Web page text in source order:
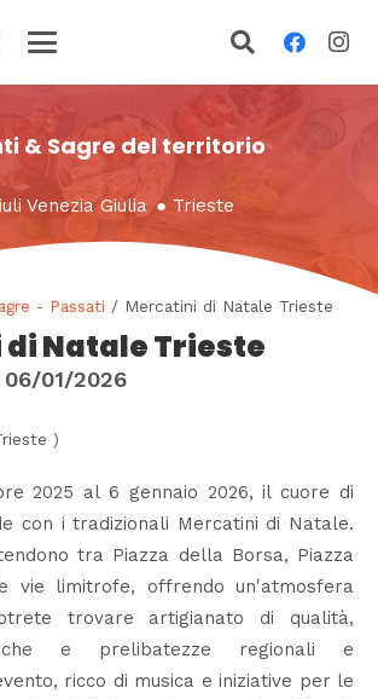
& Sagre del territorio
Venezia Giulia ● Trieste
- Passati / Mercatini di Natale Trieste
Natale Trieste
06/01/2026
)
2025 al 6 gennaio 2026, il cuore di
con i tradizionali Mercatini di Natale.
tra Piazza della Borsa, Piazza
vie limitrofe, offrendo un'atmosfera
trovare artigianato di qualità,
e prelibatezze regionali e
ricco di musica e iniziative per le